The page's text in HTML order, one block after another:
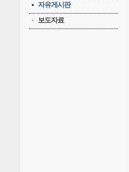
자유게시판
보도자료